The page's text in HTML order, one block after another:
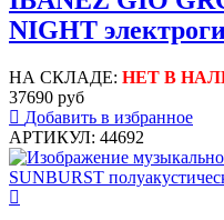
NIGHT
НА СКЛАДЕ: НЕТ В
37690 руб
Добавить в избранное
АРТИКУЛ: 44692